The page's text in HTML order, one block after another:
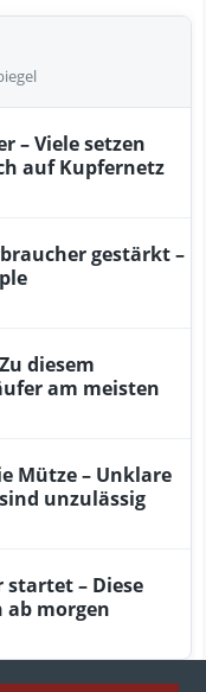
– Viele setzen
auf Kupfernetz
gestärkt –
diesem
am meisten
Mütze – Unklare
unzulässig
– Diese
ab morgen